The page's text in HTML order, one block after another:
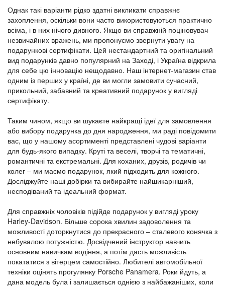
Однак такі варіанти рідко здатні викликати справжнє
захоплення, оскільки вони часто використовуються практично
всіма, і в них нічого дивного. Якщо ви справжній поціновувач
незвичайних вражень, ми пропонуємо звернути увагу на
подарункові сертифікати. Цей нестандартний та оригінальний
вид подарунків давно популярний на Заході, і Україна відкрила
для себе цю інновацію нещодавно. Наш інтернет-магазин став
одним із перших у країні, де ви могли замовити сучасний,
прикольний, забавний та креативний подарунок у вигляді
сертифікату.
Таким чином, якщо ви шукаєте найкращі ідеї для замовлення
або вибору подарунка до дня народження, ми раді повідомити
вас, що у нашому асортименті представлені чудові варіанти
для будь-якого випадку. Круті та веселі, творчі та тематичні,
романтичні та екстремальні. Для коханих, друзів, родичів чи
колег – ми маємо подарунок, який підходить для кожного.
Досліджуйте наші добірки та вибирайте найшикарніший,
несподіваний та ідеальний формат.
Для справжніх чоловіків підійде подарунок у вигляді уроку
Harley-Davidson. Більше сорока хвилин задоволення та
можливості доторкнутися до прекрасного – сталевого конячка з
небувалою потужністю. Досвідчений інструктор навчить
основним навичкам водіння, а потім дасть можливість
покататися з вітерцем самостійно. Любителі автомобільної
техніки оцінять прогулянку Porsche Panamera. Роки йдуть, а
дана модель була і залишається однією з найбажаніших, коли